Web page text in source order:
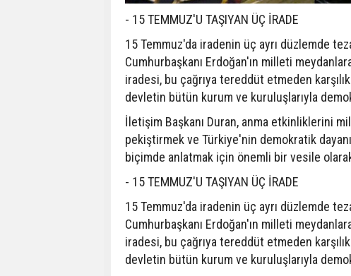
- 15 TEMMUZ'U TAŞIYAN ÜÇ İRADE
15 Temmuz'da iradenin üç ayrı düzlemde
Cumhurbaşkanı Erdoğan'ın milleti
iradesi, bu çağrıya tereddüt etmeden
devletin bütün kurum ve kuruluşlarıyla
İletişim Başkanı Duran, anma etkinliklerini
pekiştirmek ve Türkiye'nin demokratik
biçimde anlatmak için önemli bir vesile
- 15 TEMMUZ'U TAŞIYAN ÜÇ İRADE
15 Temmuz'da iradenin üç ayrı düzlemde
Cumhurbaşkanı Erdoğan'ın milleti
iradesi, bu çağrıya tereddüt etmeden
devletin bütün kurum ve kuruluşlarıyla